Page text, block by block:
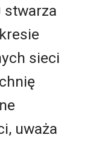
stwarza
sieci
uważa